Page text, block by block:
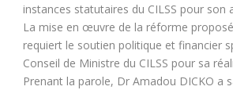
instances statutaires du CILSS pour son
La mise en œuvre de la réforme
requiert le soutien politique et financier
Conseil de Ministre du CILSS pour sa
Prenant la parole, Dr Amadou DICKO a